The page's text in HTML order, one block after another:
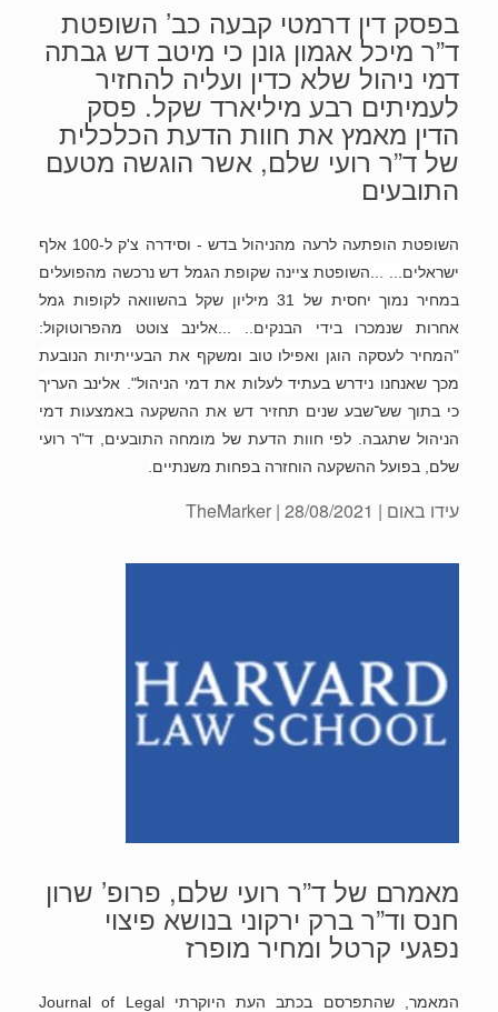
בפסק דין דרמטי קבעה כב’ השופטת
ד”ר מיכל אגמון גונן כי מיטב דש גבתה
דמי ניהול שלא כדין ועליה להחזיר
לעמיתים רבע מיליארד שקל. פסק
הדין מאמץ את חוות הדעת הכלכלית
של ד”ר רועי שלם, אשר הוגשה מטעם
התובעים
השופטת הופתעה לרעה מהניהול בדש - וסידרה צ'ק ל-100 אלף
ישראלים... ...השופטת ציינה שקופת הגמל דש נרכשה מהפועלים
במחיר נמוך יחסית של 31 מיליון שקל בהשוואה לקופות גמל
אחרות שנמכרו בידי הבנקים.. ...אלינב צוטט מהפרוטוקול:
"המחיר לעסקה הוגן ואפילו טוב ומשקף את הבעייתיות הנובעת
מכך שאנחנו נידרש בעתיד לעלות את דמי הניהול". אלינב העריך
כי בתוך שש־שבע שנים תחזיר דש את ההשקעה באמצעות דמי
הניהול שתגבה. לפי חוות הדעת של מומחה התובעים, ד"ר רועי
שלם, בפועל ההשקעה הוחזרה בפחות משנתיים.
עידו באום | 28/08/2021 | TheMarker
מאמרם של ד”ר רועי שלם, פרופ’ שרון
חנס וד”ר ברק ירקוני בנושא פיצוי
נפגעי קרטל ומחיר מופרז
המאמר, שהתפרסם בכתב העת היוקרתי Journal of Legal